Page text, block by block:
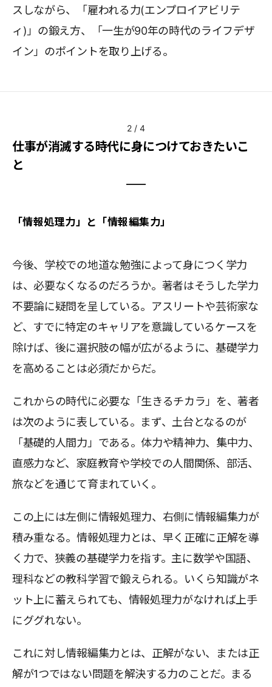
スしながら、「雇われる力(エンプロイアビリテ
ィ)」の鍛え方、「一生が90年の時代のライフデザ
イン」のポイントを取り上げる。
2 / 4
仕事が消滅する時代に身につけておきたいこ
と
「情報処理力」と「情報編集力」
今後、学校での地道な勉強によって身につく学力
は、必要なくなるのだろうか。著者はそうした学力
不要論に疑問を呈している。アスリートや芸術家な
ど、すでに特定のキャリアを意識しているケースを
除けば、後に選択肢の幅が広がるように、基礎学力
を高めることは必須だからだ。
これからの時代に必要な「生きるチカラ」を、著者
は次のように表している。まず、土台となるのが
「基礎的人間力」である。体力や精神力、集中力、
直感力など、家庭教育や学校での人間関係、部活、
旅などを通じて育まれていく。
この上には左側に情報処理力、右側に情報編集力が
積み重なる。情報処理力とは、早く正確に正解を導
く力で、狭義の基礎学力を指す。主に数学や国語、
理科などの教科学習で鍛えられる。いくら知識がネ
ット上に蓄えられても、情報処理力がなければ上手
にググれない。
これに対し情報編集力とは、正解がない、または正
解が1つではない問題を解決する力のことだ。まる